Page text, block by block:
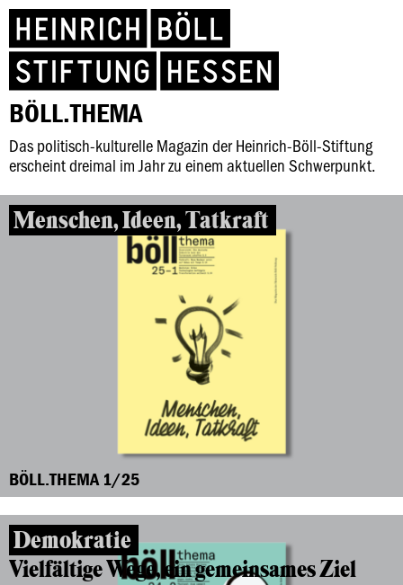
BÖLL.THEMA
Das politisch-kulturelle Magazin der Heinrich-Böll-Stiftung
erscheint dreimal im Jahr zu einem aktuellen Schwerpunkt.
Menschen, Ideen, Tatkraft
BÖLL.THEMA 1/25
Demokratie
Vielfältige Wege, ein gemeinsames Ziel